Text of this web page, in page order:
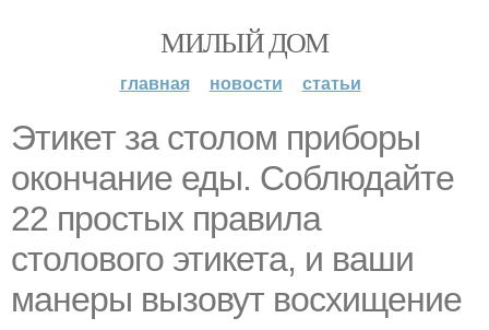
МИЛЫЙ ДОМ
главная новости статьи
Этикет за столом приборы
окончание еды. Соблюдайте
22 простых правила
столового этикета, и ваши
манеры вызовут восхищение